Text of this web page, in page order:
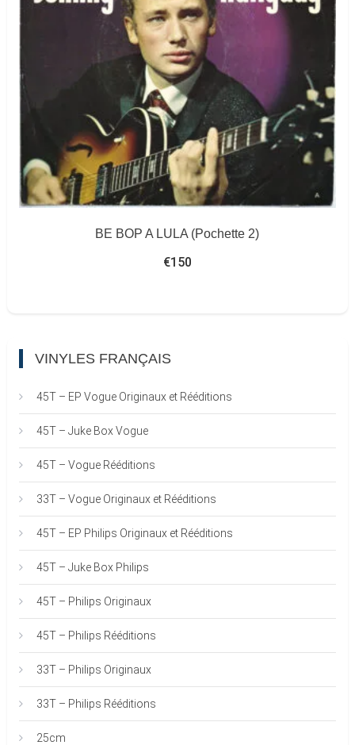
BE BOP A LULA (Pochette 2)
€150
VINYLES FRANÇAIS
45T – EP Vogue Originaux et Rééditions
45T – Juke Box Vogue
45T – Vogue Rééditions
33T – Vogue Originaux et Rééditions
45T – EP Philips Originaux et Rééditions
45T – Juke Box Philips
45T – Philips Originaux
45T – Philips Rééditions
33T – Philips Originaux
33T – Philips Rééditions
25cm